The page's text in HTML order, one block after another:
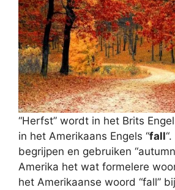
“Herfst” wordt in het Brits
in het Amerikaans Engels “fall
begrijpen en gebruiken
Amerika het wat formelere
het Amerikaanse woord “fall”